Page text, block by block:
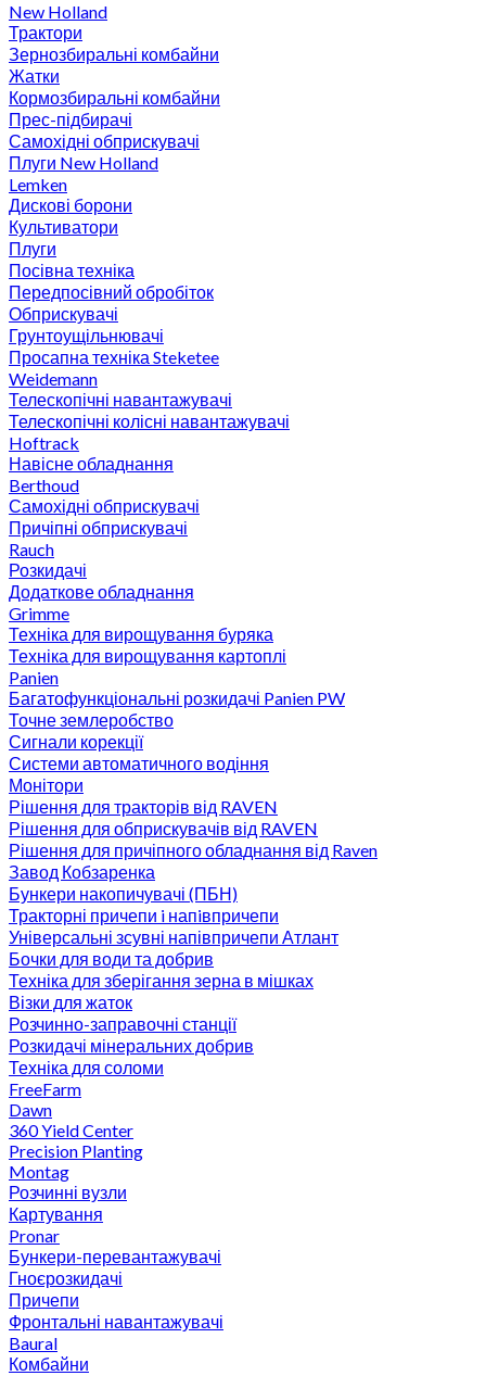
New Holland
Трактори
Зернозбиральні комбайни
Жатки
Кормозбиральні комбайни
Прес-підбирачі
Самохідні обприскувачі
Плуги New Holland
Lemken
Дискові борони
Культиватори
Плуги
Посівна техніка
Передпосівний обробіток
Обприскувачі
Грунтоущільнювачі
Просапна техніка Steketee
Weidemann
Телескопічні навантажувачі
Телескопічні колісні навантажувачі
Hoftrack
Навісне обладнання
Berthoud
Самохідні обприскувачі
Причіпні обприскувачі
Rauch
Розкидачі
Додаткове обладнання
Grimme
Техніка для вирощування буряка
Техніка для вирощування картоплі
Panien
Багатофункціональні розкидачі Panien PW
Точне землеробство
Сигнали корекції
Системи автоматичного водіння
Монітори
Рішення для тракторів від RAVEN
Рішення для обприскувачів від RAVEN
Рішення для причіпного обладнання від Raven
Завод Кобзаренка
Бункери накопичувачі (ПБН)
Тракторні причепи i напiвпричепи
Універсальні зсувні напівпричепи Атлант
Бочки для води та добрив
Техніка для зберігання зерна в мішках
Візки для жаток
Розчинно-заправочні станції
Розкидачі мінеральних добрив
Техніка для соломи
FreeFarm
Dawn
360 Yield Center
Precision Planting
Montag
Розчинні вузли
Картування
Pronar
Бункери-перевантажувачі
Гноєрозкидачі
Причепи
Фронтальні навантажувачі
Baural
Комбайни